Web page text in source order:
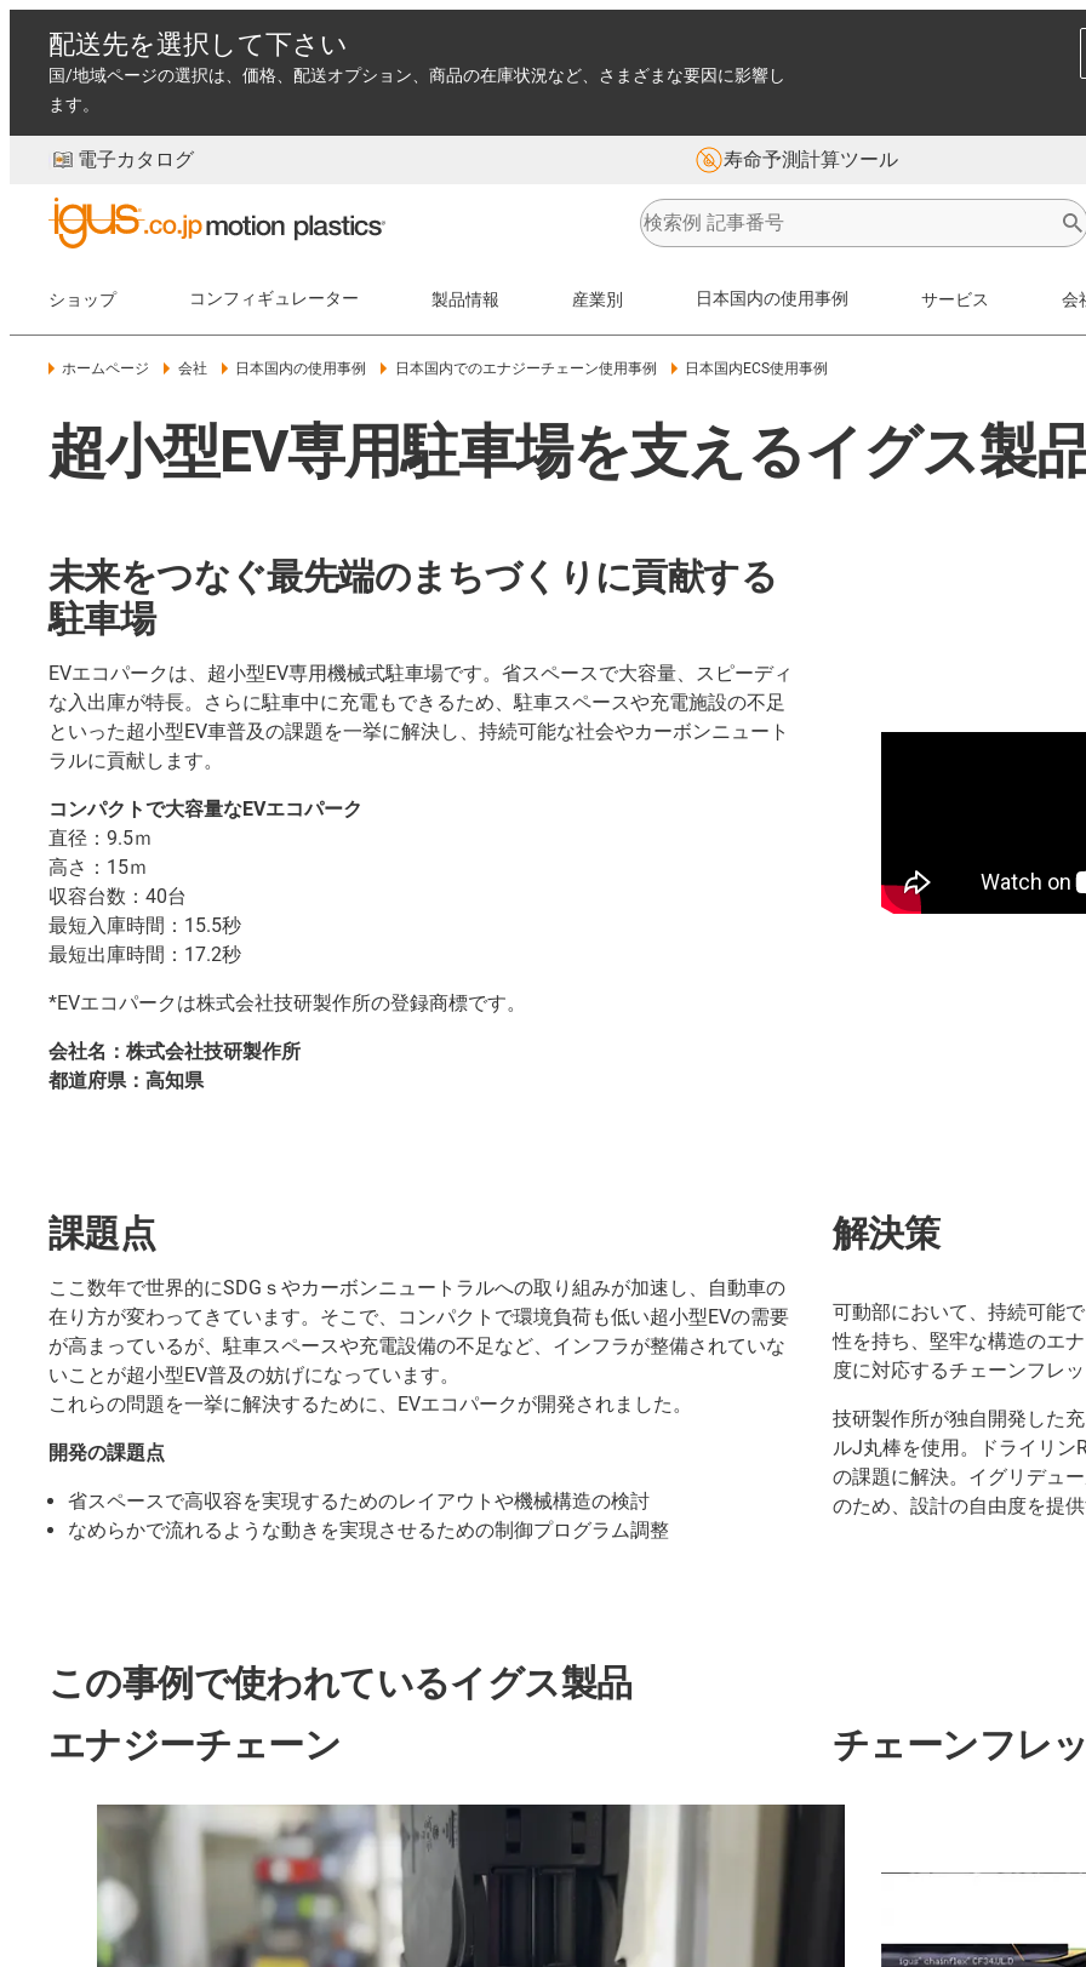
配送先を選択して下さい
国/地域ページの選択は、価格、配送オプション、商品の在庫状況など、さまざまな要因に影響し
ます。
電子カタログ 寿命予測計算ツール
ショップ コンフィギュレーター 製品情報 産業別 日本国内の使用事例 サービス 会
ホームページ 会社 日本国内の使用事例 日本国内でのエナジーチェーン使用事例 日本国内ECS使用事例
超小型EV専用駐車場を支えるイグス製
未来をつなぐ最先端のまちづくりに貢献する
駐車場
EVエコパークは、超小型EV専用機械式駐車場です。省スペースで大容量、スピーディ
な入出庫が特長。さらに駐車中に充電もできるため、駐車スペースや充電施設の不足
といった超小型EV車普及の課題を一挙に解決し、持続可能な社会やカーボンニュート
ラルに貢献します。
コンパクトで大容量なEVエコパーク
直径：9.5ｍ
高さ：15ｍ
収容台数：40台
最短入庫時間：15.5秒
最短出庫時間：17.2秒
*EVエコパークは株式会社技研製作所の登録商標です。
会社名：株式会社技研製作所
都道府県：高知県
課題点
ここ数年で世界的にSDGｓやカーボンニュートラルへの取り組みが加速し、自動車の
在り方が変わってきています。そこで、コンパクトで環境負荷も低い超小型EVの需要
が高まっているが、駐車スペースや充電設備の不足など、インフラが整備されていな
いことが超小型EV普及の妨げになっています。
これらの問題を一挙に解決するために、EVエコパークが開発されました。
開発の課題点
省スペースで高収容を実現するためのレイアウトや機械構造の検討
なめらかで流れるような動きを実現させるための制御プログラム調整
解決策
可動部において、持続可能
性を持ち、堅牢な構造のエ
度に対応するチェーンフレ
技研製作所が独自開発した
ルJ丸棒を使用。ドライリン
の課題に解決。イグリデュ
のため、設計の自由度を提
この事例で使われているイグス製品
エナジーチェーン
チェーンフレ